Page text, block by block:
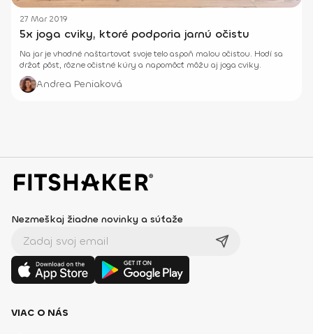
27 Mar 2019
5x joga cviky, ktoré podporia jarnú očistu
Na jar je vhodné naštartovať svoje telo aspoň malou očistou. Hodí sa
držať pôst, rôzne očistné kúry a napomôcť môžu aj joga cviky.
Andrea Peniaková
Nezmeškaj žiadne novinky a súťaže
VIAC O NÁS